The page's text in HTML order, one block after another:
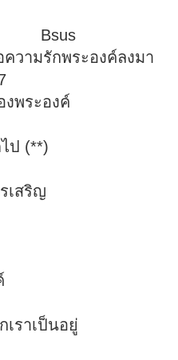
ความรักพระองค์ลงมา
พระองค์
ป (**)
E/
ดสรรเสริญ
เราเป็นอยู่